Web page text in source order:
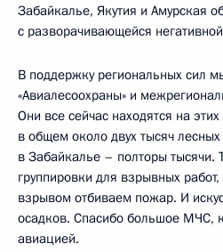
Забайкалье, Якутия и Амурская
с разворачивающейся
В поддержку региональных сил
«Авиалесоохраны» и
Они все сейчас находятся на
в общем около двух тысяч
в Забайкалье – полторы
группировки для взрывных
взрывом отбиваем пожар. И
осадков. Спасибо большое МЧС,
авиацией.